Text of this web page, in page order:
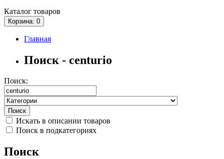
Каталог товаров
Корзина: 0
Главная
Поиск - centurio
Поиск:
Искать в описании товаров
Поиск в подкатегориях
Поиск